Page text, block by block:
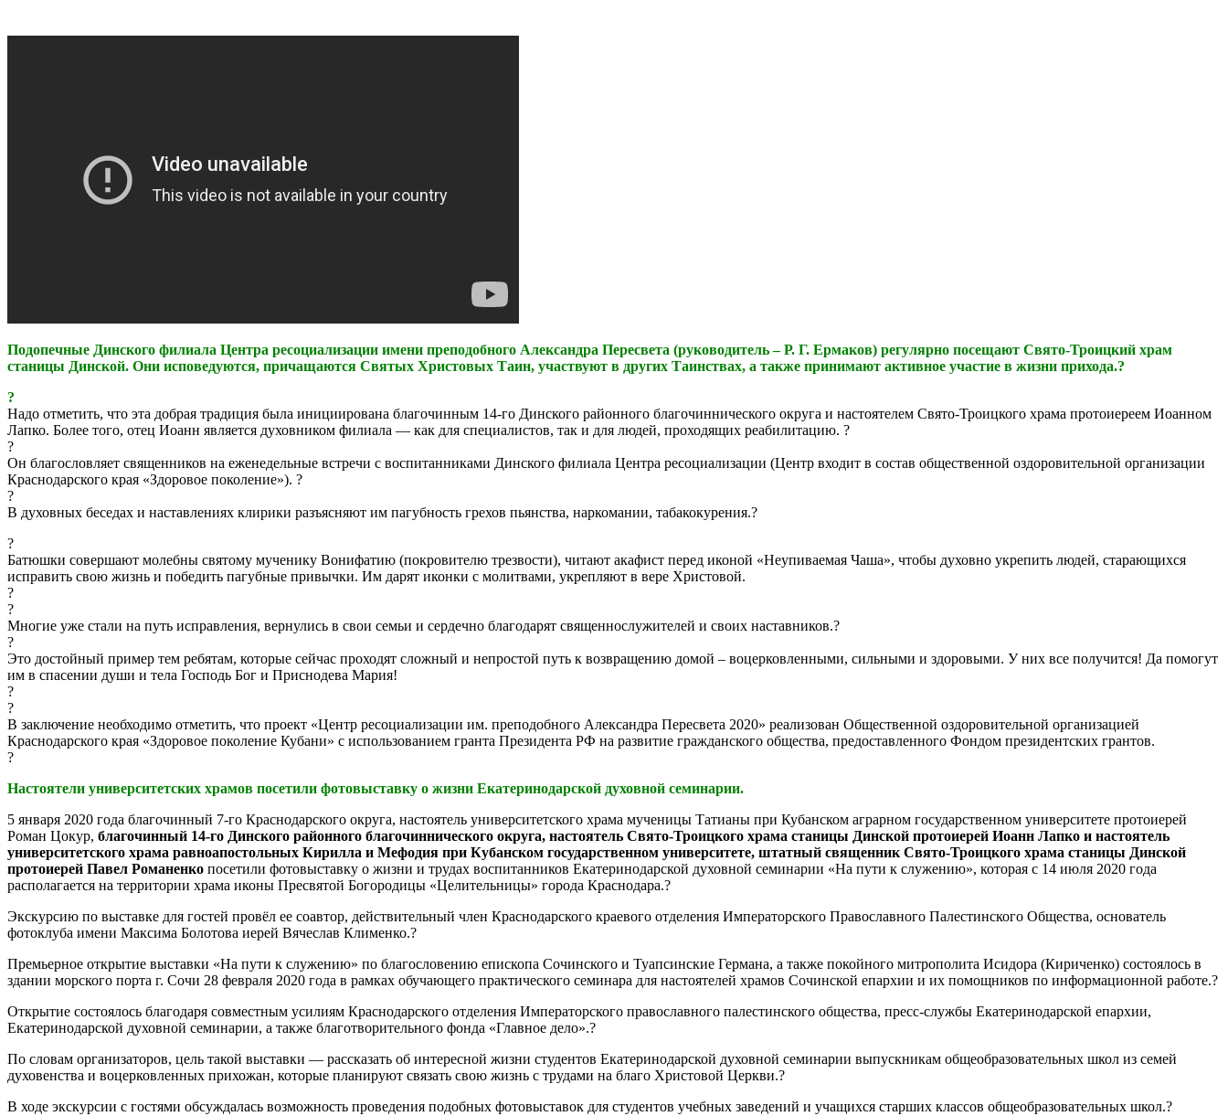
Подопечные Динского филиала Центра ресоциализации имени преподобного Александра Пересвета (руководитель – Р. Г. Ермаков) регулярно посещают Свято-Троицкий храм
станицы Динской. Они исповедуются, причащаются Святых Христовых Таин, участвуют в других Таинствах, а также принимают активное участие в жизни прихода.?
?
Надо отметить, что эта добрая традиция была инициирована благочинным 14-го Динского районного благочиннического округа и настоятелем Свято-Троицкого храма протоиереем Иоанном
Лапко. Более того, отец Иоанн является духовником филиала — как для специалистов, так и для людей, проходящих реабилитацию. ?
?
Он благословляет священников на еженедельные встречи с воспитанниками Динского филиала Центра ресоциализации (Центр входит в состав общественной оздоровительной организации
Краснодарского края «Здоровое поколение»). ?
?
В духовных беседах и наставлениях клирики разъясняют им пагубность грехов пьянства, наркомании, табакокурения.?
?
Батюшки совершают молебны святому мученику Вонифатию (покровителю трезвости), читают акафист перед иконой «Неупиваемая Чаша», чтобы духовно укрепить людей, старающихся
исправить свою жизнь и победить пагубные привычки. Им дарят иконки с молитвами, укрепляют в вере Христовой.
?
?
Многие уже стали на путь исправления, вернулись в свои семьи и сердечно благодарят священнослужителей и своих наставников.?
?
Это достойный пример тем ребятам, которые сейчас проходят сложный и непростой путь к возвращению домой – воцерковленными, сильными и здоровыми. У них все получится! Да помогут
им в спасении души и тела Господь Бог и Приснодева Мария!
?
?
В заключение необходимо отметить, что проект «Центр ресоциализации им. преподобного Александра Пересвета 2020» реализован Общественной оздоровительной организацией
Краснодарского края «Здоровое поколение Кубани» с использованием гранта Президента РФ на развитие гражданского общества, предоставленного Фондом президентских грантов.
?
Настоятели университетских храмов посетили фотовыставку о жизни Екатеринодарской духовной семинарии.
5 января 2020 года благочинный 7-го Краснодарского округа, настоятель университетского храма мученицы Татианы при Кубанском аграрном государственном университете протоиерей
Роман Цокур, благочинный 14-го Динского районного благочиннического округа, настоятель Свято-Троицкого храма станицы Динской протоиерей Иоанн Лапко и настоятель
университетского храма равноапостольных Кирилла и Мефодия при Кубанском государственном университете, штатный священник Свято-Троицкого храма станицы Динской
протоиерей Павел Романенко посетили фотовыставку о жизни и трудах воспитанников Екатеринодарской духовной семинарии «На пути к служению», которая с 14 июля 2020 года
располагается на территории храма иконы Пресвятой Богородицы «Целительницы» города Краснодара.?
Экскурсию по выставке для гостей провёл ее соавтор, действительный член Краснодарского краевого отделения Императорского Православного Палестинского Общества, основатель
фотоклуба имени Максима Болотова иерей Вячеслав Клименко.?
Премьерное открытие выставки «На пути к служению» по благословению епископа Сочинского и Туапсинские Германа, а также покойного митрополита Исидора (Кириченко) состоялось в
здании морского порта г. Сочи 28 февраля 2020 года в рамках обучающего практического семинара для настоятелей храмов Сочинской епархии и их помощников по информационной работе.?
Открытие состоялось благодаря совместным усилиям Краснодарского отделения Императорского православного палестинского общества, пресс-службы Екатеринодарской епархии,
Екатеринодарской духовной семинарии, а также благотворительного фонда «Главное дело».?
По словам организаторов, цель такой выставки — рассказать об интересной жизни студентов Екатеринодарской духовной семинарии выпускникам общеобразовательных школ из семей
духовенства и воцерковленных прихожан, которые планируют связать свою жизнь с трудами на благо Христовой Церкви.?
В ходе экскурсии с гостями обсуждалась возможность проведения подобных фотовыставок для студентов учебных заведений и учащихся старших классов общеобразовательных школ.?